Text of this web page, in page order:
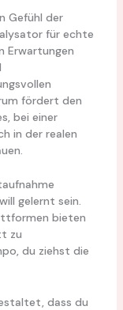
Gefühl der
für echte
Erwartungen
fördert den
bei einer
in der realen
gelernt sein.
bieten
zu
du ziehst die
dass du